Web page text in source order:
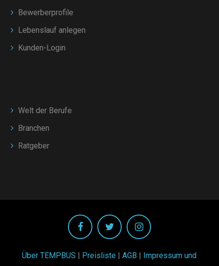
Bewerberprofile
Lebenslauf anlegen
Kunden-Login
Welt der Berufe
Branchen
Ratgeber
Über TEMPBUS | Preisliste |AGB | Impressum und